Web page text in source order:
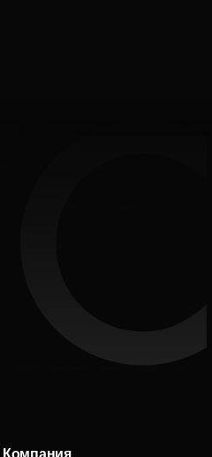
Компания